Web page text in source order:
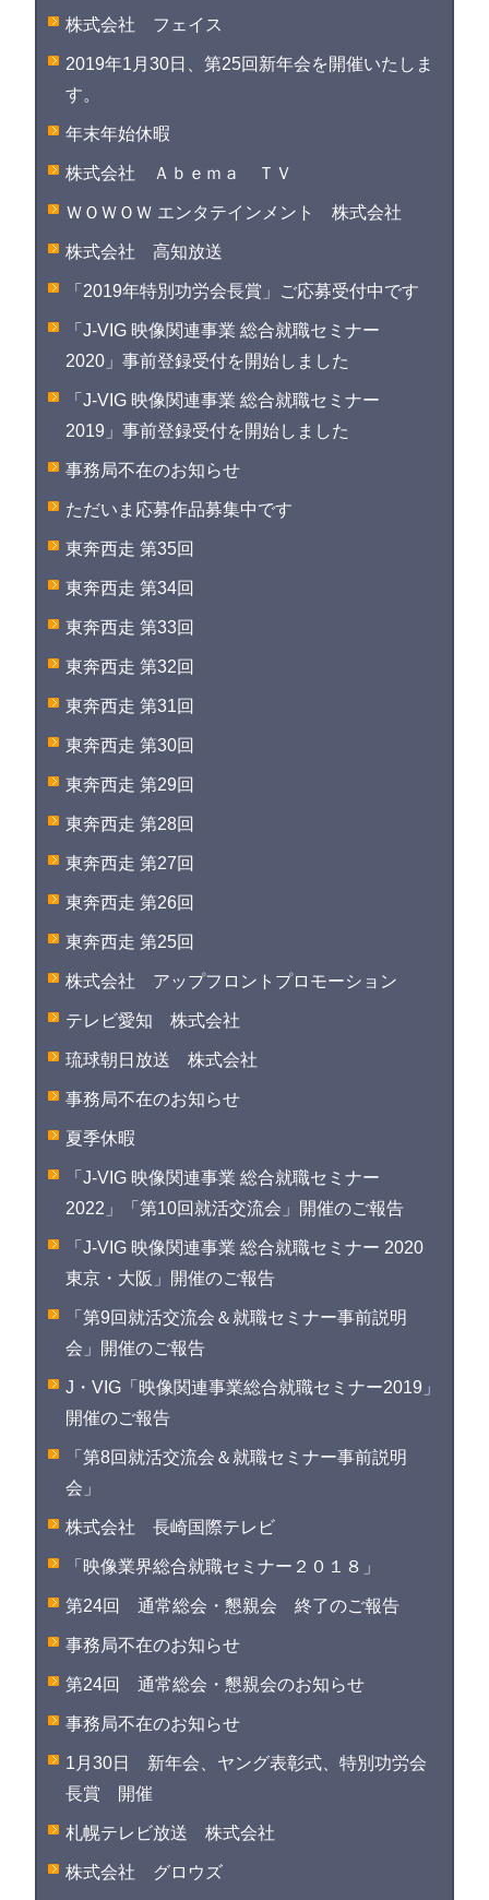
株式会社 フェイス
2019年1月30日、第25回新年会を開催いたしま
す。
年末年始休暇
株式会社 Ａｂｅｍａ ＴＶ
ＷＯＷＯＷ エンタテインメント 株式会社
株式会社 高知放送
「2019年特別功労会長賞」ご応募受付中です
「J-VIG 映像関連事業 総合就職セミナー
2020」事前登録受付を開始しました
「J-VIG 映像関連事業 総合就職セミナー
2019」事前登録受付を開始しました
事務局不在のお知らせ
ただいま応募作品募集中です
東奔西走 第35回
東奔西走 第34回
東奔西走 第33回
東奔西走 第32回
東奔西走 第31回
東奔西走 第30回
東奔西走 第29回
東奔西走 第28回
東奔西走 第27回
東奔西走 第26回
東奔西走 第25回
株式会社 アップフロントプロモーション
テレビ愛知 株式会社
琉球朝日放送 株式会社
事務局不在のお知らせ
夏季休暇
「J-VIG 映像関連事業 総合就職セミナー
2022」「第10回就活交流会」開催のご報告
「J-VIG 映像関連事業 総合就職セミナー 2020
東京・大阪」開催のご報告
「第9回就活交流会＆就職セミナー事前説明
会」開催のご報告
J・VIG「映像関連事業総合就職セミナー2019」
開催のご報告
「第8回就活交流会＆就職セミナー事前説明
会」
株式会社 長崎国際テレビ
「映像業界総合就職セミナー２０１８」
第24回 通常総会・懇親会 終了のご報告
事務局不在のお知らせ
第24回 通常総会・懇親会のお知らせ
事務局不在のお知らせ
1月30日 新年会、ヤング表彰式、特別功労会
長賞 開催
札幌テレビ放送 株式会社
株式会社 グロウズ